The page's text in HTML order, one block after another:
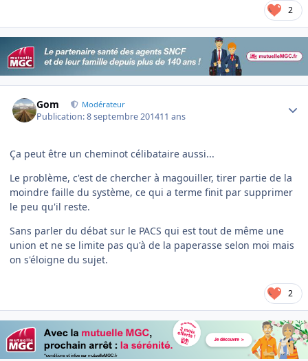
2
Gom Modérateur
Publication:8 septembre 201411 ans
Ça peut être un cheminot célibataire aussi...
Le problème, c'est de chercher à magouiller, tirer partie de la
moindre faille du système, ce qui a terme finit par supprimer
le peu qu'il reste.
Sans parler du débat sur le PACS qui est tout de même une
union et ne se limite pas qu'à de la paperasse selon moi mais
on s'éloigne du sujet.
2